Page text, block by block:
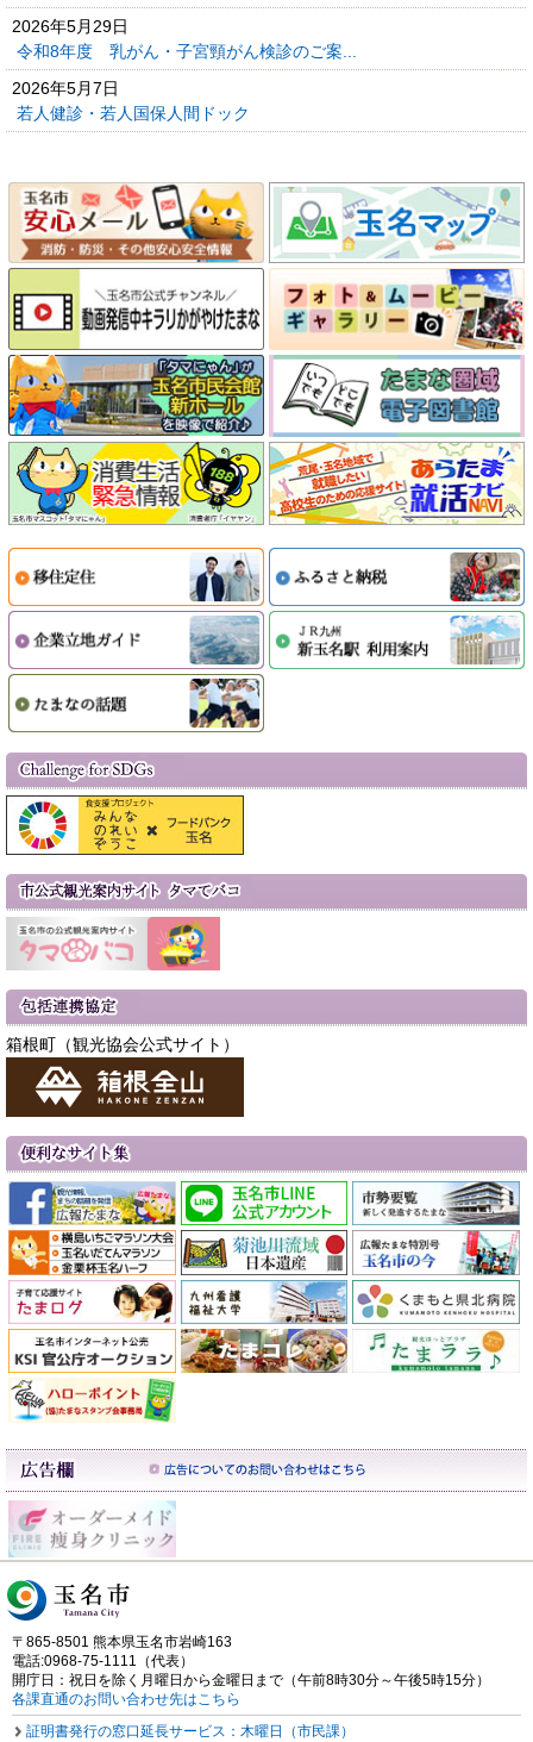
2026年5月29日
令和8年度 乳がん・子宮頸がん検診のご案...
2026年5月7日
若人健診・若人国保人間ドック
箱根町（観光協会公式サイト）
〒865-8501 熊本県玉名市岩崎163
電話:0968-75-1111（代表）
開庁日：祝日を除く月曜日から金曜日まで（午前8時30分～午後5時15分）
各課直通のお問い合わせ先はこちら
証明書発行の窓口延長サービス：木曜日（市民課）